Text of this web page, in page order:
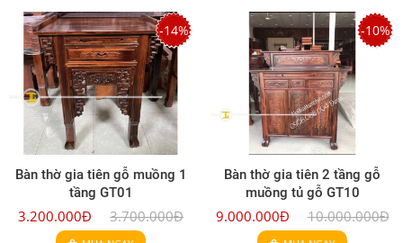
-14%
Bàn thờ gia tiên gỗ muồng 1
tầng GT01
3.200.000Đ 3.700.000Đ
-10%
Bàn thờ gia tiên 2 tầng gỗ
muồng tủ gỗ GT10
9.000.000Đ 10.000.000Đ